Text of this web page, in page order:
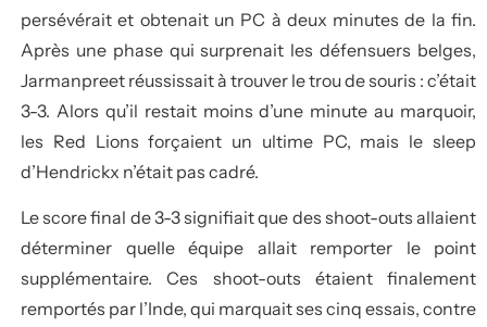
persévérait et obtenait un PC à deux minutes de la fin.
Après une phase qui surprenait les défensuers belges,
Jarmanpreet réussissait à trouver le trou de souris : c’était
3-3. Alors qu’il restait moins d’une minute au marquoir,
les Red Lions forçaient un ultime PC, mais le sleep
d’Hendrickx n’était pas cadré.
Le score final de 3-3 signifiait que des shoot-outs allaient
déterminer quelle équipe allait remporter le point
supplémentaire. Ces shoot-outs étaient finalement
remportés par l’Inde, qui marquait ses cinq essais, contre